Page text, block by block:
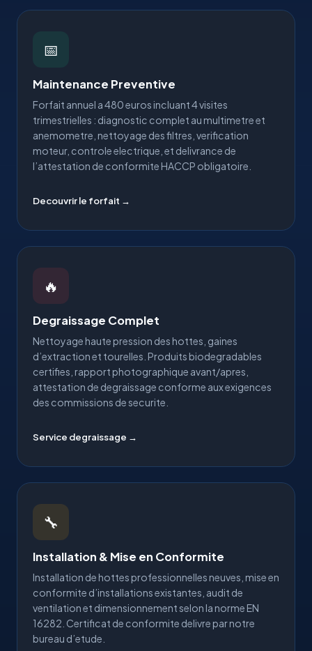
📅
Maintenance Preventive
Forfait annuel a 480 euros incluant 4 visites
trimestrielles : diagnostic complet au multimetre et
anemometre, nettoyage des filtres, verification
moteur, controle electrique, et delivrance de
l’attestation de conformite HACCP obligatoire.
Decouvrir le forfait →
🔥
Degraissage Complet
Nettoyage haute pression des hottes, gaines
d’extraction et tourelles. Produits biodegradables
certifies, rapport photographique avant/apres,
attestation de degraissage conforme aux exigences
des commissions de securite.
Service degraissage →
🔧
Installation & Mise en Conformite
Installation de hottes professionnelles neuves, mise en
conformite d’installations existantes, audit de
ventilation et dimensionnement selon la norme EN
16282. Certificat de conformite delivre par notre
bureau d’etude.